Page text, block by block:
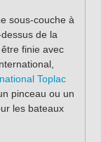
sous-couche à
de la
finie avec
Toplac
pinceau ou un
les bateaux